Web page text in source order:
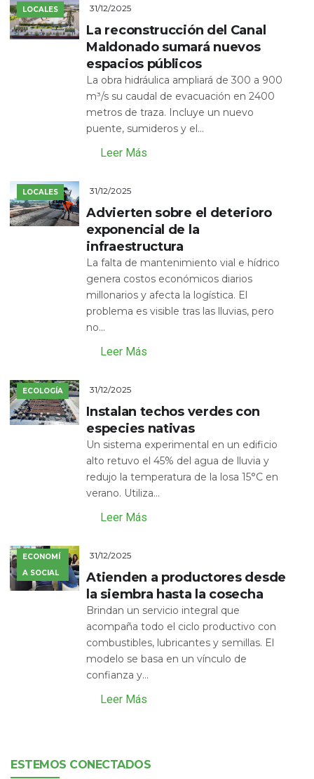
LOCALES 31/12/2025
La reconstrucción del Canal
Maldonado sumará nuevos
espacios públicos
La obra hidráulica ampliará de 300 a 900
m³/s su caudal de evacuación en 2400
metros de traza. Incluye un nuevo
puente, sumideros y el...
Leer Más
LOCALES 31/12/2025
Advierten sobre el deterioro
exponencial de la
infraestructura
La falta de mantenimiento vial e hídrico
genera costos económicos diarios
millonarios y afecta la logística. El
problema es visible tras las lluvias, pero
no...
Leer Más
ECOLOGÍA 31/12/2025
Instalan techos verdes con
especies nativas
Un sistema experimental en un edificio
alto retuvo el 45% del agua de lluvia y
redujo la temperatura de la losa 15°C en
verano. Utiliza...
Leer Más
ECONOMÍ
A SOCIAL
31/12/2025
Atienden a productores desde
la siembra hasta la cosecha
Brindan un servicio integral que
acompaña todo el ciclo productivo con
combustibles, lubricantes y semillas. El
modelo se basa en un vínculo de
confianza y...
Leer Más
ESTEMOS CONECTADOS